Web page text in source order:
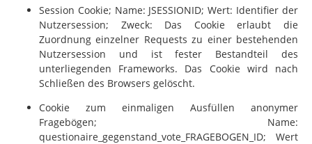
Session Cookie; Name: JSESSIONID; Wert: Identifier der
Nutzersession; Zweck: Das Cookie erlaubt die
Zuordnung einzelner Requests zu einer bestehenden
Nutzersession und ist fester Bestandteil des
unterliegenden Frameworks. Das Cookie wird nach
Schließen des Browsers gelöscht.
Cookie zum einmaligen Ausfüllen anonymer
Fragebögen; Name:
questionaire_gegenstand_vote_FRAGEBOGEN_ID; Wert